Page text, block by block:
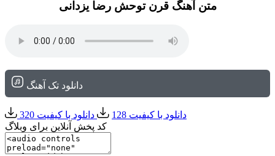
متن آهنگ قرن توحش رضا یزدانی
دانلود تک آهنگ
دانلود با کیفیت 128
دانلود با کیفیت 320
کد پخش آنلاین برای وبلاگ